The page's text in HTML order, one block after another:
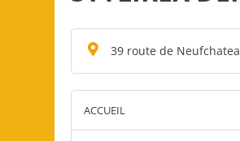
39 route de
ACCUEIL